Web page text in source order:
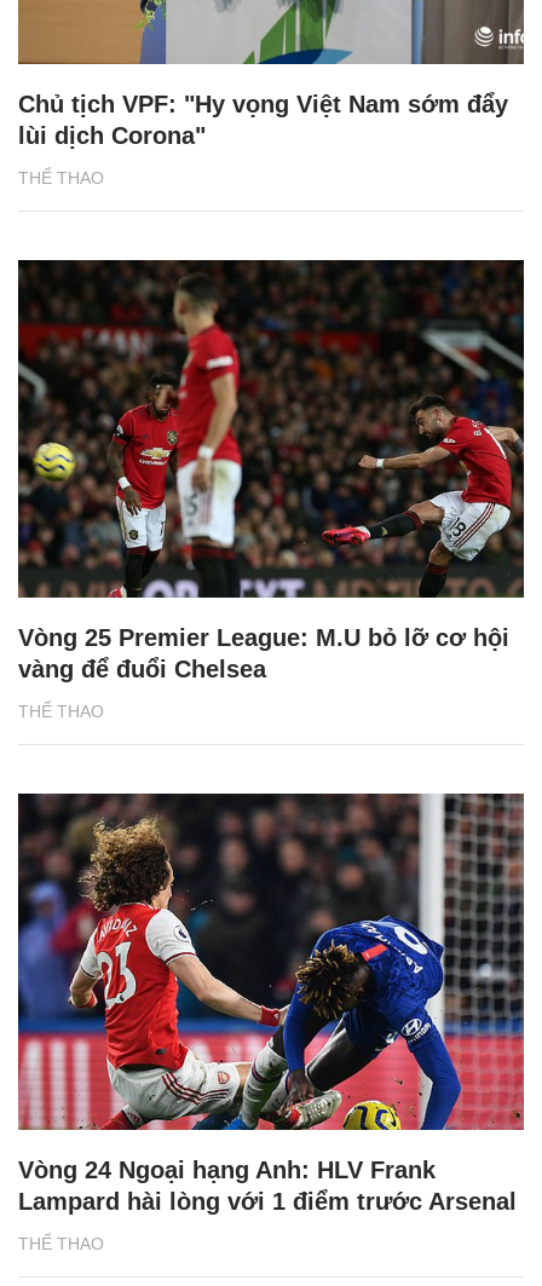
THỂ THAO
Chủ tịch VPF: "Hy vọng Việt Nam sớm đẩy
lùi dịch Corona"
THỂ THAO
Vòng 25 Premier League: M.U bỏ lỡ cơ hội
vàng để đuổi Chelsea
THỂ THAO
Vòng 24 Ngoại hạng Anh: HLV Frank
Lampard hài lòng với 1 điểm trước Arsenal